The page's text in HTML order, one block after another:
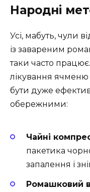
Народні
Усі, мабуть, чули
із завареним
таки часто
лікування
бути дуже
обережними:
Чайні
пакетика
запалення і
Ромашковий